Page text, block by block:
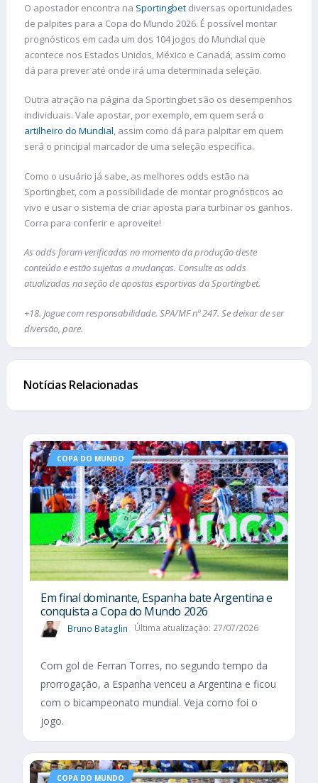
O apostador encontra na Sportingbet diversas oportunidades
de palpites para a Copa do Mundo 2026. É possível montar
prognósticos em cada um dos 104 jogos do Mundial que
acontece nos Estados Unidos, México e Canadá, assim como
dá para prever até onde irá uma determinada seleção.
Outra atração na página da Sportingbet são os desempenhos
individuais. Vale apostar, por exemplo, em quem será o
artilheiro do Mundial, assim como dá para palpitar em quem
será o principal marcador de uma seleção específica.
Como o usuário já sabe, as melhores odds estão na
Sportingbet, com a possibilidade de montar prognósticos ao
vivo e usar o sistema de criar aposta para turbinar os ganhos.
Corra para conferir e aproveite!
As odds foram verificadas no momento da produção deste
conteúdo e estão sujeitas a mudanças. Consulte as odds
atualizadas na seção de apostas esportivas da Sportingbet.
+18. Jogue com responsabilidade. SPA/MF nº 247. Se deixar de ser
diversão, pare.
Notícias Relacionadas
COPA DO MUNDO
Em final dominante, Espanha bate Argentina e
conquista a Copa do Mundo 2026
Bruno Bataglin Última atualização: 27/07/2026
Com gol de Ferran Torres, no segundo tempo da
prorrogação, a Espanha venceu a Argentina e ficou
com o bicampeonato mundial. Veja como foi o
jogo.
COPA DO MUNDO